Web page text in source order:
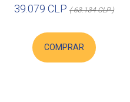
39.079 CLP ( 63.134 CLP )
COMPRAR